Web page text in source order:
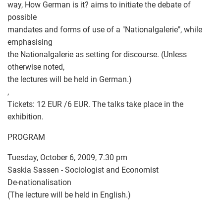
way, How German is it? aims to initiate the debate of
possible
mandates and forms of use of a "Nationalgalerie", while
emphasising
the Nationalgalerie as setting for discourse. (Unless
otherwise noted,
the lectures will be held in German.)
,
Tickets: 12 EUR /6 EUR. The talks take place in the
exhibition.
PROGRAM
Tuesday, October 6, 2009, 7.30 pm
Saskia Sassen - Sociologist and Economist
De-nationalisation
(The lecture will be held in English.)